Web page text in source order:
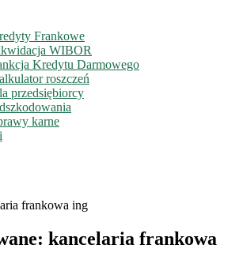
Frankowe
WIBOR
Kredytu Darmowego
roszczeń
przedsiębiorcy
karne
frankowa ing
kancelaria frankowa